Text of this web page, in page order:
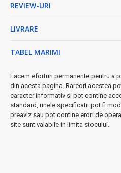
✓Funcție menținere
★ Specificații tehnice premium:
• Capacitate fierbător: 1.8L
• Conector rotativ 360°
• Nivel sonor redus: doar
• Finish elegant argintiu
● Perfect pentru:familii moderne,
speciale
REVIEW-URI
LIVRARE
TABEL MARIMI
Facem eforturi permanente pentru a
din acesta pagina. Rareori acestea
caracter informativ si pot contine
standard, unele specificatii pot fi
preaviz sau pot contine erori de
site sunt valabile in limita stocului.